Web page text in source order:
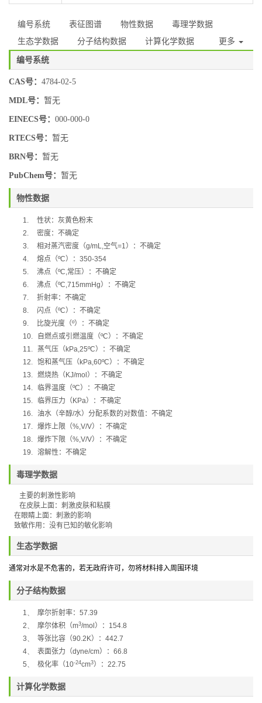
编号系统 表征图谱 物性数据
毒理学数据
生态学数据
分子结构数据 计算化学数据 更多
编号系统
CAS号： 4784-02-5
MDL号： 暂无
EINECS号： 000-000-0
RTECS号： 暂无
BRN号： 暂无
PubChem号： 暂无
物性数据
1.
性状：灰黄色粉末
2.
密度：不确定
3.
相对蒸汽密度（g/mL,空气=1）：不确定
4.
熔点（ºC）： 350-354
5.
沸点（ºC,常压）：不确定
6.
沸点（ºC,715mmHg）：不确定
7.
折射率：不确定
8.
闪点（ºC）：不确定
9.
比旋光度（º）：不确定
10.
自燃点或引燃温度（ºC）：不确定
11.
蒸气压（ kPa,25ºC）：不确定
12. 饱和蒸气压（ kPa,60ºC）：不确定
13. 燃烧热（ KJ/mol ）：不确定
14.
临界温度（ºC）：不确定
15.
临界压力（ KPa）：不确定
16. 油水（辛醇/水）分配系数的对数值：不确定
17. 爆炸上限（%,V/V）：不确定
18. 爆炸下限（%,V/V）：不确定
19. 溶解性：不确定
毒理学数据
主要的刺激性影响
在皮肤上面：刺激皮肤和粘膜
在眼睛上面：刺激的影响
致敏作用：没有已知的敏化影响
生态学数据
通常对水是不危害的，若无政府许可，勿将材料排入周围环境
分子结构数据
1、 摩尔折射率： 57.39
2、
摩尔体积（m3/mol ）： 154.8
3、
等张比容（90.2K）： 442.7
4、
表面张力（dyne/cm）： 66.8
5、
极化率 （10-24cm3）： 22.75
计算化学数据